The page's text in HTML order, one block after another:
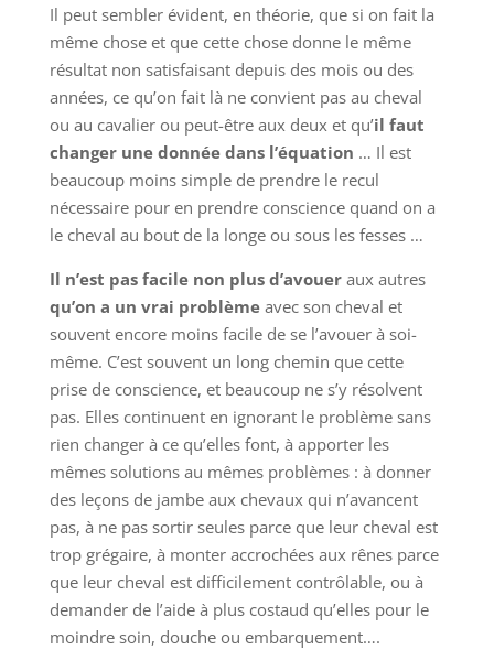
Il peut sembler évident, en théorie, que si on fait la
même chose et que cette chose donne le même
résultat non satisfaisant depuis des mois ou des
années, ce qu’on fait là ne convient pas au cheval
ou au cavalier ou peut-être aux deux et qu’il faut
changer une donnée dans l’équation … Il est
beaucoup moins simple de prendre le recul
nécessaire pour en prendre conscience quand on a
le cheval au bout de la longe ou sous les fesses …
Il n’est pas facile non plus d’avoueraux autres
qu’on a un vrai problèmeavec son cheval et
souvent encore moins facile de se l’avouer à soi-
même. C’est souvent un long chemin que cette
prise de conscience, et beaucoup ne s’y résolvent
pas. Elles continuent en ignorant le problème sans
rien changer à ce qu’elles font, à apporter les
mêmes solutions au mêmes problèmes : à donner
des leçons de jambe aux chevaux qui n’avancent
pas, à ne pas sortir seules parce que leur cheval est
trop grégaire, à monter accrochées aux rênes parce
que leur cheval est difficilement contrôlable, ou à
demander de l’aide à plus costaud qu’elles pour le
moindre soin, douche ou embarquement….